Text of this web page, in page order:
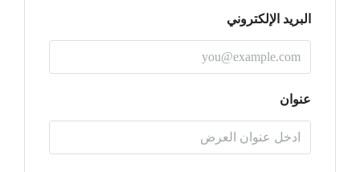
البريد الإلكتروني
عنوان